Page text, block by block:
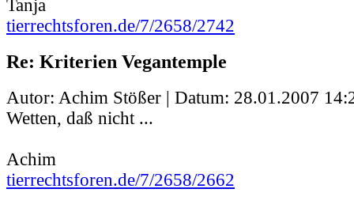
Tanja
tierrechtsforen.de/7/2658/2742
Re: Kriterien Vegantemple
Autor: Achim Stößer | Datum: 28.01.2007
Wetten, daß nicht ...
Achim
tierrechtsforen.de/7/2658/2662